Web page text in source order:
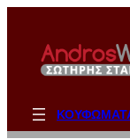
περιεχόμενο